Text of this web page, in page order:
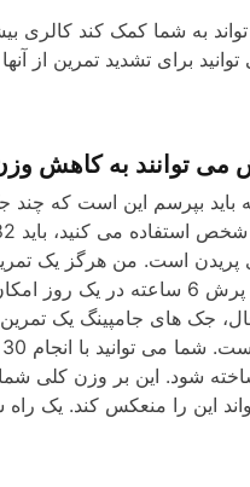
به شما کمک کند کالری
برای تشدید تمرین از
توانند به کاهش وزن
پریدن است. من هرگز یک
انجام یک جلسه پرش 6
حال، جک های جامپینگ یک
این را منعکس کند. یک